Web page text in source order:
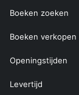
Boeken zoeken
Boeken verkopen
Openingstijden
Levertijd